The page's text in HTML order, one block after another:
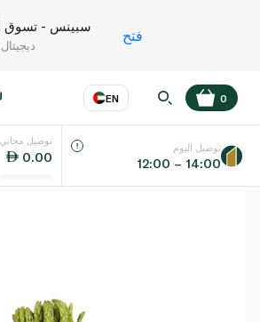
سبينس - تسوق
فتح
EN
اللغة عر
0
توصيل مجاني
0.00
توصيل اليوم
12:00 – 14:00